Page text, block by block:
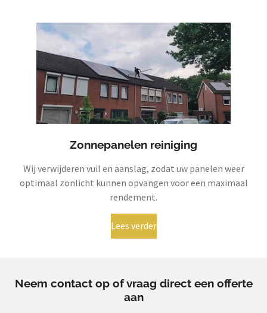
Zonnepanelen reiniging
Wij verwijderen vuil en aanslag, zodat uw panelen weer
optimaal zonlicht kunnen opvangen voor een maximaal
rendement.
Lees verder
Neem contact op of vraag direct een offerte
aan